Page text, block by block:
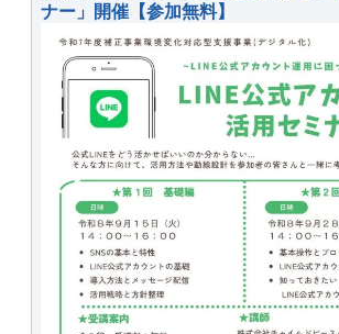
ナー」開催【参加無料】